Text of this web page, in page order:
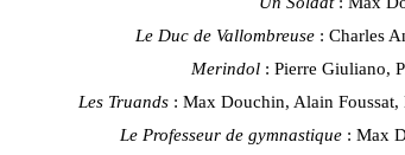
Le Duc de Vallombreuse: Charles
Merindol : Pierre Giuliano,
Les Truands : Max Douchin, Alain
Le Professeur de gymnastique: Max